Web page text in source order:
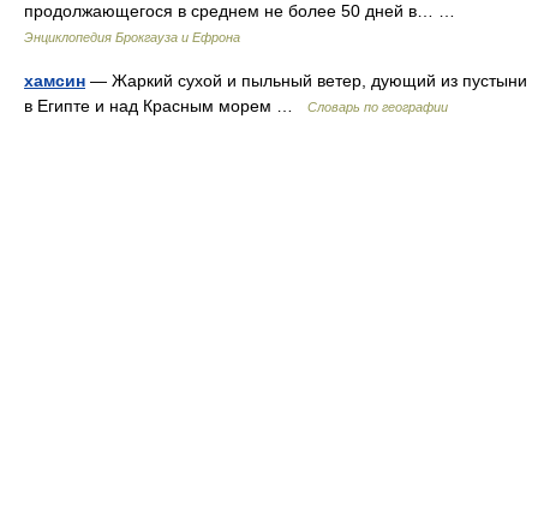
продолжающегося в среднем не более 50 дней в… …
Энциклопедия Брокгауза и Ефрона
хамсин — Жаркий сухой и пыльный ветер, дующий из пустыни
в Египте и над Красным морем …
Словарь по географии